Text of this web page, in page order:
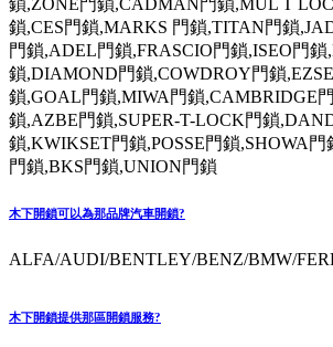
鎖,ZONE門鎖,CADMAN門鎖,MUL T
鎖,CES門鎖,MARKS 門鎖,TITAN門鎖
門鎖,ADEL門鎖,FRASCIO門鎖,ISEO門鎖
鎖,DIAMOND門鎖,COWDROY門鎖
鎖,GOAL門鎖,MIWA門鎖,CAMBRIDGE
鎖,AZBE門鎖,SUPER-T-LOCK門鎖
鎖,KWIKSET門鎖,POSSE門鎖,SHOWA
門鎖,BKS門鎖,UNION門鎖
木下開鎖可以為那品牌汽車開鎖?
ALFA/AUDI/BENTLEY/BENZ/BMW/
木下開鎖提供那區開鎖服務?